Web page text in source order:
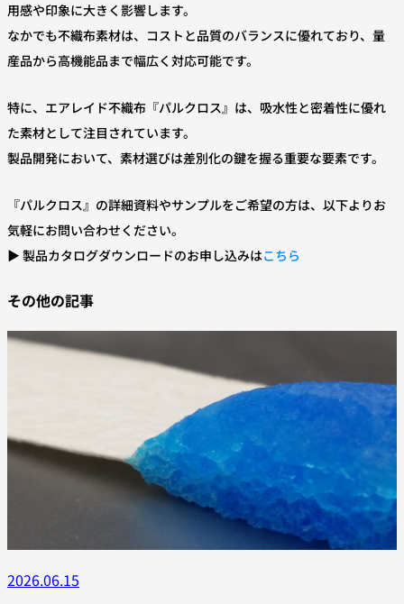
用感や印象に大きく影響します。
なかでも不織布素材は、コストと品質のバランスに優れており、量
産品から高機能品まで幅広く対応可能です。
特に、エアレイド不織布『パルクロス』は、吸水性と密着性に優れ
た素材として注目されています。
製品開発において、素材選びは差別化の鍵を握る重要な要素です。
『パルクロス』の詳細資料やサンプルをご希望の方は、以下よりお
気軽にお問い合わせください。
▶ 製品カタログダウンロードのお申し込みはこちら
その他の記事
2026.06.15